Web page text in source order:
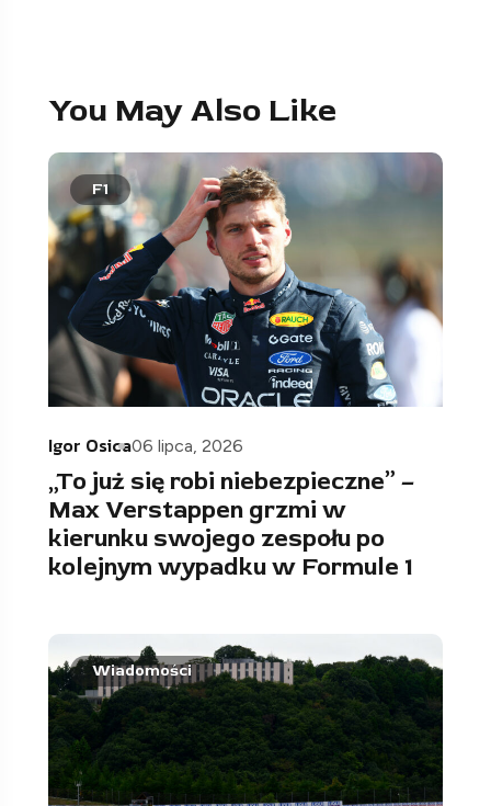
You May Also Like
F1
Igor Osica06 lipca, 2026
„To już się robi niebezpieczne” –
Max Verstappen grzmi w
kierunku swojego zespołu po
kolejnym wypadku w Formule 1
Wiadomości